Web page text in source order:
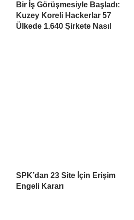
Bir İş Görüşmesiyle Başladı:
Kuzey Koreli Hackerlar 57
Ülkede 1.640 Şirkete Nasıl
SPK’dan 23 Site İçin Erişim
Engeli Kararı